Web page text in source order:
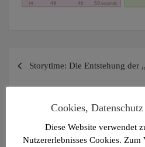
Storytime: Die Entstehung der
Cookies,
Diese Website verwendet
Nutzererlebnisses Cookies. Zum